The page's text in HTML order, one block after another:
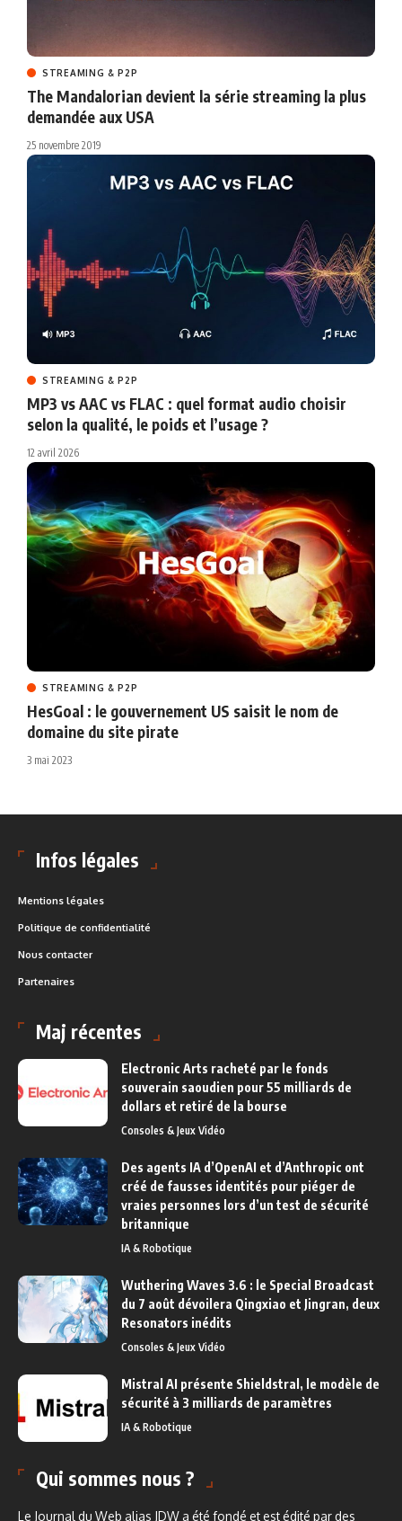
STREAMING & P2P
The Mandalorian devient la série streaming la plus
demandée aux USA
25 novembre 2019
STREAMING & P2P
MP3 vs AAC vs FLAC : quel format audio choisir
selon la qualité, le poids et l’usage ?
12 avril 2026
STREAMING & P2P
HesGoal : le gouvernement US saisit le nom de
domaine du site pirate
3 mai 2023
Infos légales
Mentions légales
Politique de confidentialité
Nous contacter
Partenaires
Maj récentes
Electronic Arts racheté par le fonds
souverain saoudien pour 55 milliards de
dollars et retiré de la bourse
Consoles & Jeux Vidéo
Des agents IA d’OpenAI et d’Anthropic ont
créé de fausses identités pour piéger de
vraies personnes lors d’un test de sécurité
britannique
IA & Robotique
Wuthering Waves 3.6 : le Special Broadcast
du 7 août dévoilera Qingxiao et Jingran, deux
Resonators inédits
Consoles & Jeux Vidéo
Mistral AI présente Shieldstral, le modèle de
sécurité à 3 milliards de paramètres
IA & Robotique
Qui sommes nous ?
Le Journal du Web alias JDW a été fondé et est édité par des